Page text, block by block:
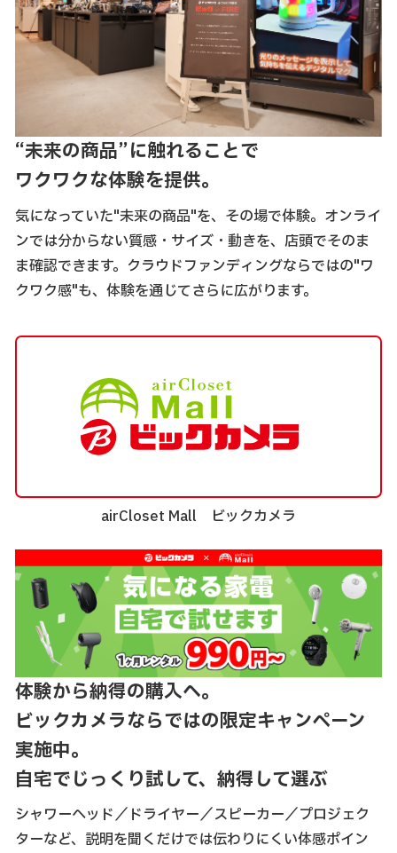
“未来の商品”に触れることで
ワクワクな体験を提供。
気になっていた"未来の商品"を、その場で体験。オンライ
ンでは分からない質感・サイズ・動きを、店頭でそのま
ま確認できます。クラウドファンディングならではの"ワ
クワク感"も、体験を通じてさらに広がります。
airCloset Mall ビックカメラ
体験から納得の購入へ。
ビックカメラならではの限定キャンペーン
実施中。
自宅でじっくり試して、納得して選ぶ
シャワーヘッド／ドライヤー／スピーカー／プロジェク
ターなど、説明を聞くだけでは伝わりにくい体感ポイン